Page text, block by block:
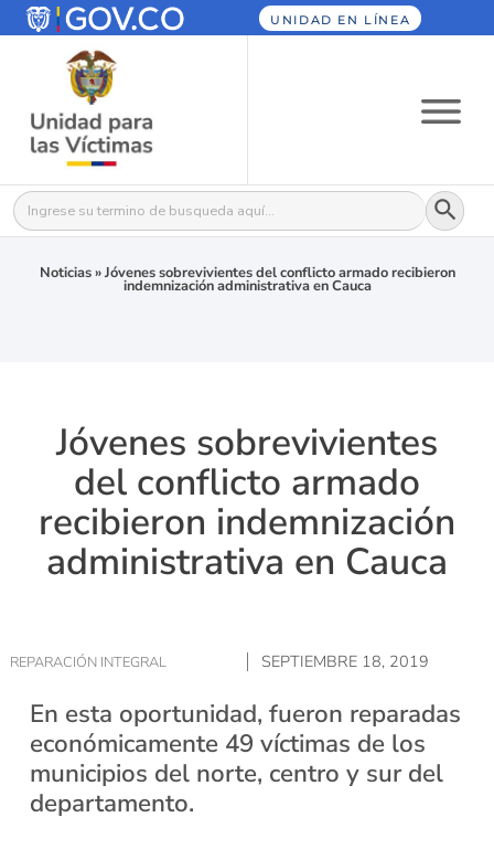
UNIDAD EN LÍNEA
Buscar: Botón
Noticias»Jóvenes sobrevivientes del conflicto armado recibieron
indemnización administrativa en Cauca
Jóvenes sobrevivientes
del conflicto armado
recibieron indemnización
administrativa en Cauca
REPARACIÓN INTEGRAL SEPTIEMBRE 18, 2019
En esta oportunidad, fueron reparadas
económicamente 49 víctimas de los
municipios del norte, centro y sur del
departamento.